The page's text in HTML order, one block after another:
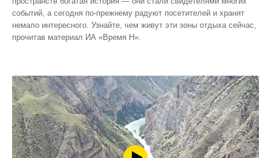
событий, а сегодня по‑прежнему радуют посетителей и хранят
немало интересного. Узнайте, чем живут эти зоны отдыха сейчас,
прочитав материал ИА «Время Н».